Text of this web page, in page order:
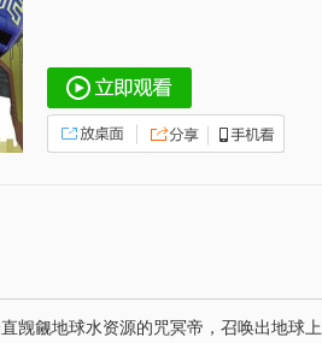
直觊觎地球水资源的咒冥帝，召唤出地